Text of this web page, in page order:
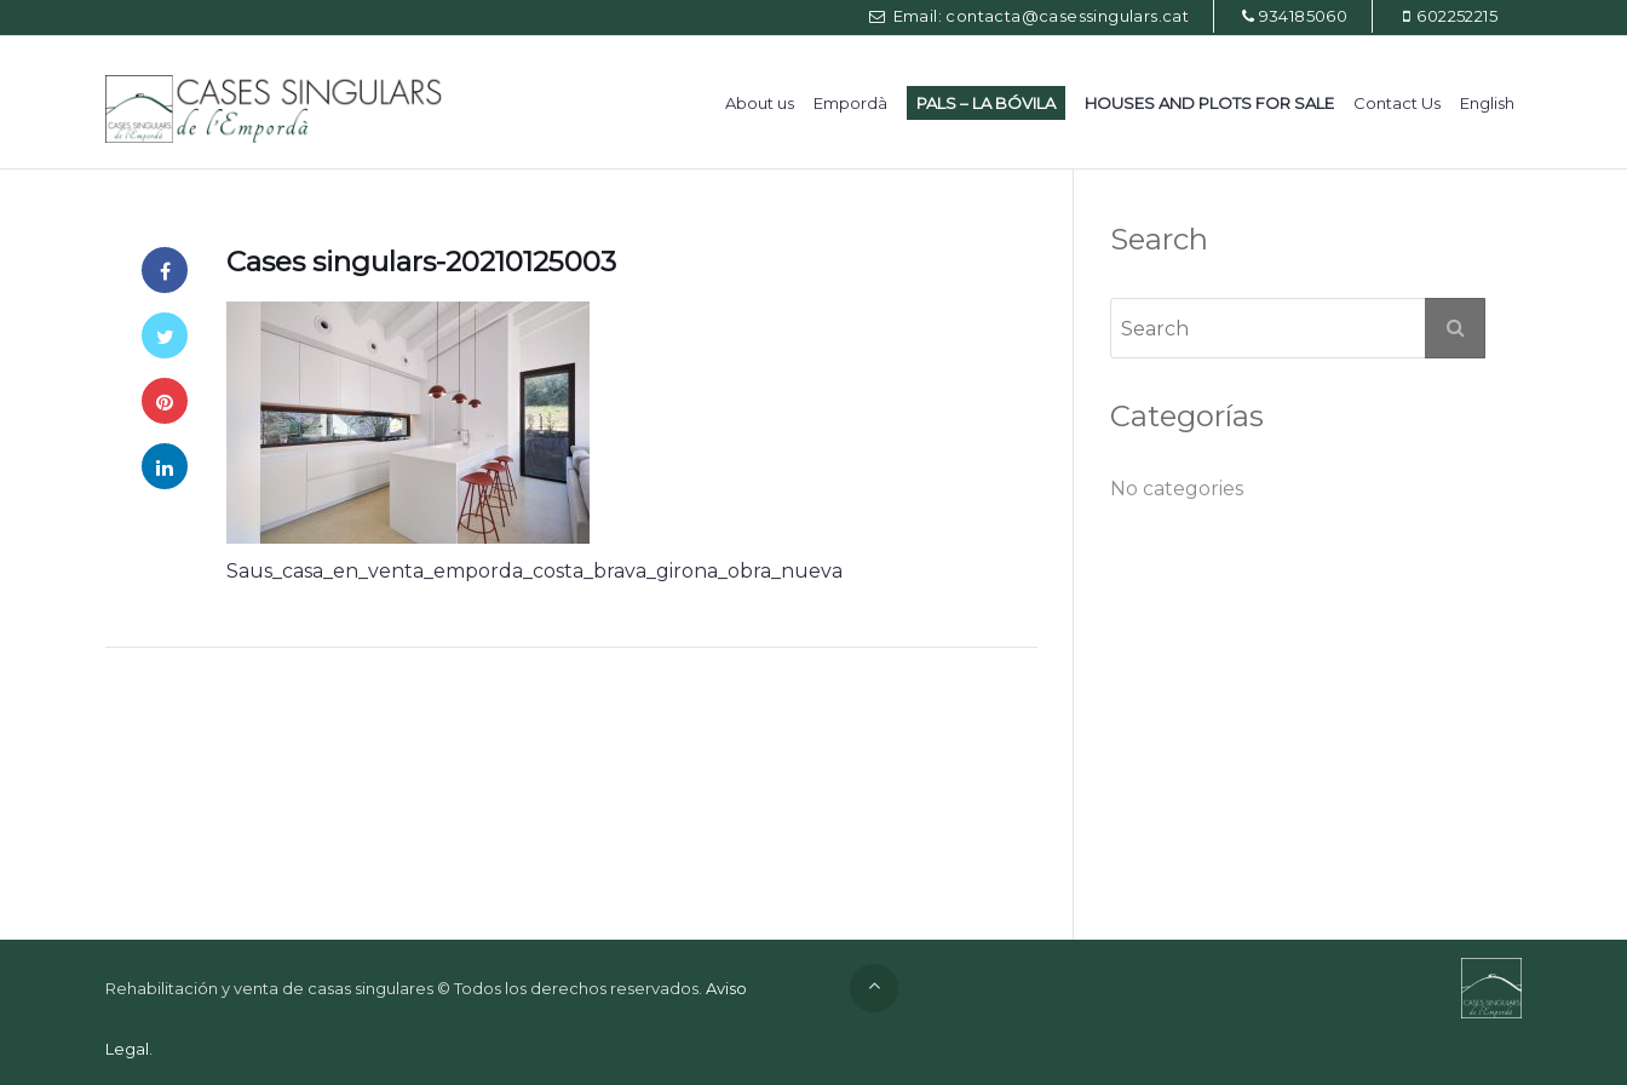
Email: contacta@casessingulars.cat 934185060 602252215
About us Empordà PALS – LA BÓVILA HOUSES AND PLOTS FOR SALE Contact Us English
Cases singulars-20210125003
Saus_casa_en_venta_emporda_costa_brava_girona_obra_nueva
Search
Categorías
No categories
Rehabilitación y venta de casas singulares © Todos los derechos reservados. Aviso
Legal